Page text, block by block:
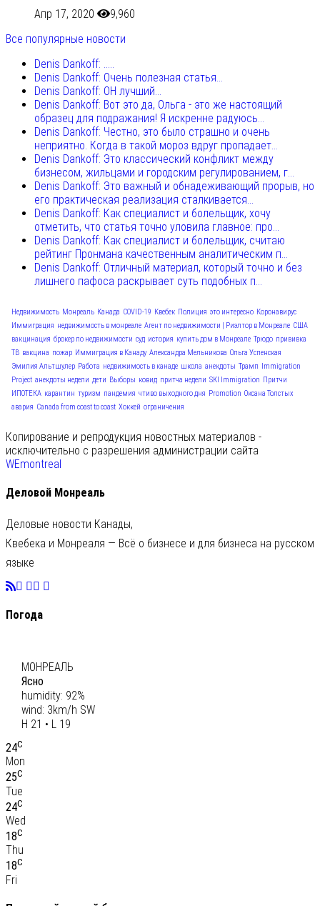
Апр 17, 2020
9,960
Все популярные новости
Denis Dankoff: .....
Denis Dankoff: Очень полезная статья...
Denis Dankoff: ОН лучший...
Denis Dankoff: Вот это да, Ольга - это же настоящий
образец для подражания! Я искренне радуюсь...
Denis Dankoff: Честно, это было страшно и очень
неприятно. Когда в такой мороз вдруг пропадает...
Denis Dankoff: Это классический конфликт между
бизнесом, жильцами и городским регулированием, г...
Denis Dankoff: Это важный и обнадеживающий прорыв, но
его практическая реализация сталкивается...
Denis Dankoff: Как специалист и болельщик, хочу
отметить, что статья точно уловила главное: про...
Denis Dankoff: Как специалист и болельщик, считаю
рейтинг Пронмана качественным аналитическим п...
Denis Dankoff: Отличный материал, который точно и без
лишнего пафоса раскрывает суть подобных п...
Недвижимость Монреаль Канада COVID-19 Квебек Полиция это интересно Коронавирус
Иммиграция недвижимость в монреале Агент по недвижимости | Риэлтор в Монреале США
вакцинация брокер по недвижимости суд история купить дом в Монреале Трюдо прививка
ТВ вакцина пожар Иммиграция в Канаду Александра Мельникова Ольга Успенская
Эмилия Альтшулер Работа недвижимость в канаде школа анекдоты Трамп Immigration
Project анекдоты недели дети Выборы ковид притча недели SKI Immigration Притчи
ИПОТЕКА карантин туризм пандемия чтиво выходного дня Promotion Оксана Толстых
авария Canada from coast to coast Хоккей ограничения
Копирование и репродукция новостных материалов -
исключительно с разрешения администрации сайта
WEmontreal
Деловой Монреаль
Деловые новости Канады,
Квебека и Монреаля — Всё о бизнесе и для бизнеса на русском
языке
Погода
МОНРЕАЛЬ
Ясно
humidity: 92%
wind: 3km/h SW
H 21 • L 19
24C
Mon
25C
Tue
24C
Wed
18C
Thu
18C
Fri